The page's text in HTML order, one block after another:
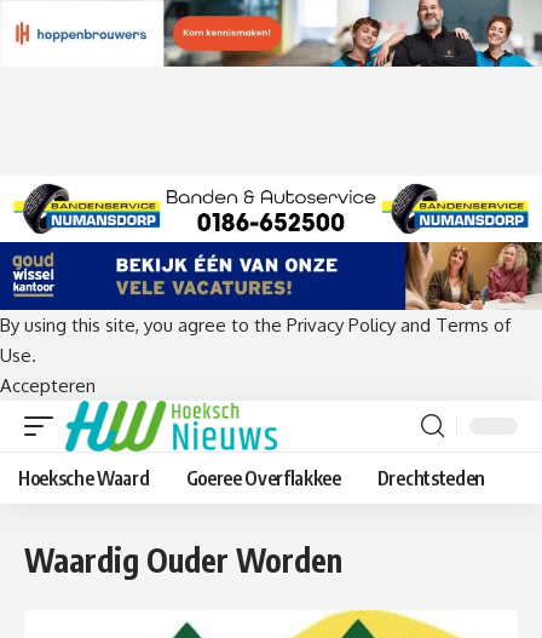
By using this site, you agree to the Privacy Policy and Terms of
Use.
Accepteren
Hoeksche Waard Goeree Overflakkee Drechtsteden
Waardig Ouder Worden